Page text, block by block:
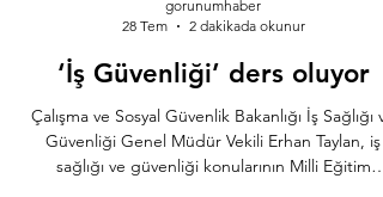
28 Tem
2 dakikada okunur
‘İş Güvenliği’ ders oluyor
Çalışma ve Sosyal Güvenlik Bakanlığı İş Sağlığı ve